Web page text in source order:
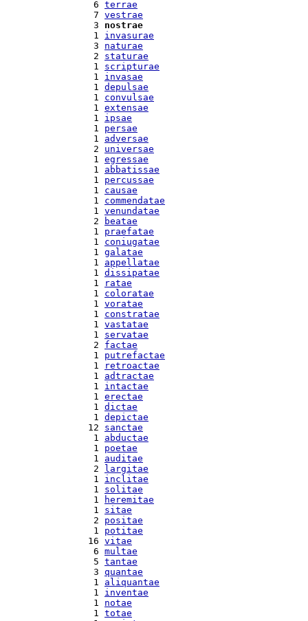
  6
terrae
  7
vestrae
  3
nostrae
  1
invasurae
  3
naturae
  2
staturae
  1
scripturae
  1
invasae
  1
depulsae
  1
convulsae
  1
extensae
  1
ipsae
  1
persae
  1
adversae
  2
universae
  1
egressae
  1
abbatissae
  1
percussae
  1
causae
  1
commendatae
  1
venundatae
  2
beatae
  1
praefatae
  1
coniugatae
  1
galatae
  1
appellatae
  1
dissipatae
  1
ratae
  1
coloratae
  1
voratae
  1
constratae
  1
vastatae
  1
servatae
  2
factae
  1
putrefactae
  1
retroactae
  1
adtractae
  1
intactae
  1
erectae
  1
dictae
  1
depictae
12 sanctae
  1
abductae
  1
poetae
  1
auditae
  2
largitae
  1
inclitae
  1
solitae
  1
heremitae
  1
sitae
  2
positae
  1
potitae
16 vitae
  6
multae
  5
tantae
  3
quantae
  1
aliquantae
  1
inventae
  1
notae
  1
totae